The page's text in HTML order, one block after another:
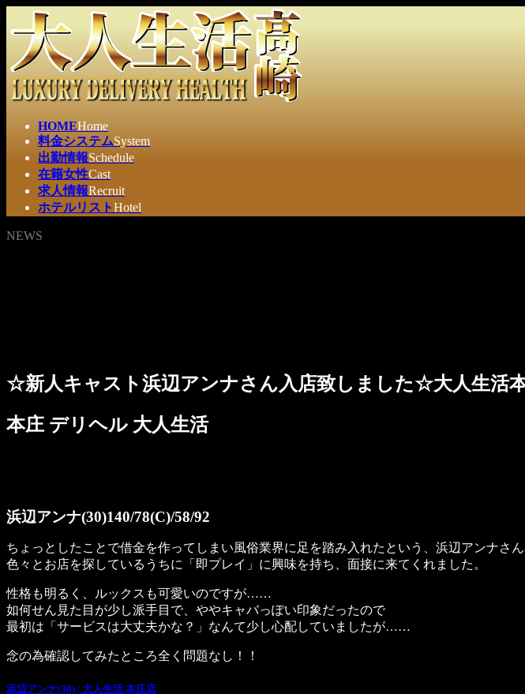
ン
ン
ツ
へ
ビ
ー
シ
ョ
HOMEHome
料金システムSystem
出勤情報Schedule
在籍女性Cast
求人情報Recruit
ホテルリストHotel
NEWS
☆新人キャスト浜辺アンナさん入店致しました☆大人生活
本庄 デリヘル 大人生活
浜辺アンナ(30)140/78(C)/58/92
ちょっとしたことで借金を作ってしまい風俗業界に足を踏み入れたという、浜辺アンナさん
色々とお店を探しているうちに「即プレイ」に興味を持ち、面接に来てくれました。
性格も明るく、ルックスも可愛いのですが……
如何せん見た目が少し派手目で、ややキャバっぽい印象だったので
最初は「サービスは大丈夫かな？」なんて少し心配していましたが……
念の為確認してみたところ全く問題なし！！
浜辺アンナ(30) | 大人生活 本庄店